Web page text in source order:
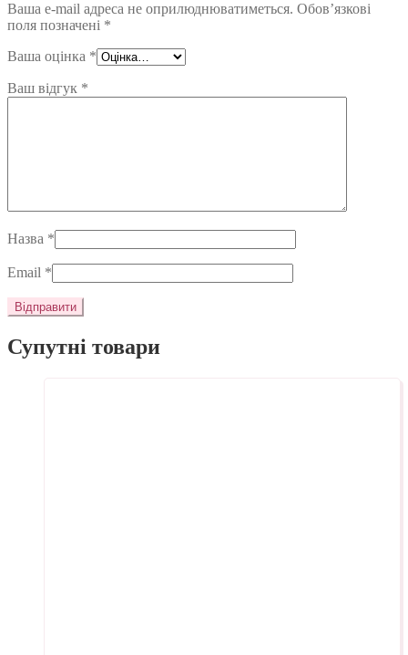
Ваша e-mail адреса не оприлюднюватиметься. Обов’язкові
поля позначені *
Ваша оцінка *
Ваш відгук *
Назва *
Email *
Супутні товари